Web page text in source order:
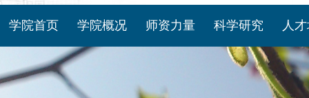
学院首页 学院概况 师资力量 科学研究 人